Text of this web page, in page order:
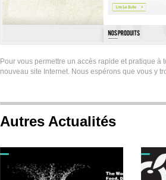
Pour vous permettre un accès rapide et pratique à
nouveau site Internet. Nous espérons que vous y
Autres Actualités